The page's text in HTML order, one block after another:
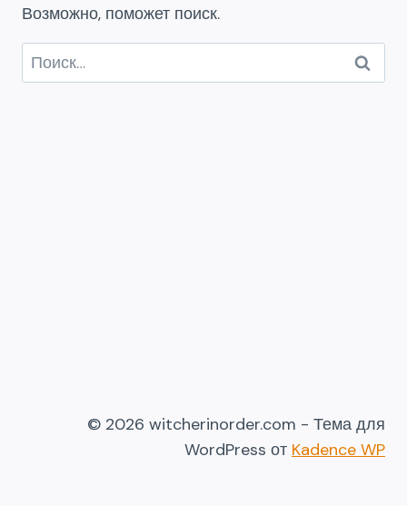
Возможно, поможет поиск.
Найти:
© 2026 witcherinorder.com - Тема для
WordPress от Kadence WP